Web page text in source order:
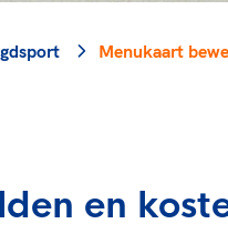
Menukaart
en